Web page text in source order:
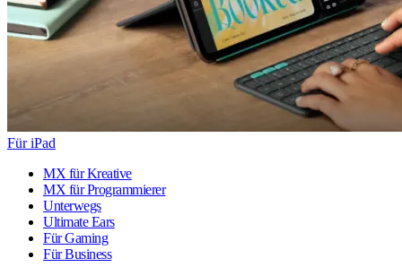
Für iPad
MX für Kreative
MX für Programmierer
Unterwegs
Ultimate Ears
Für Gaming
Für Business